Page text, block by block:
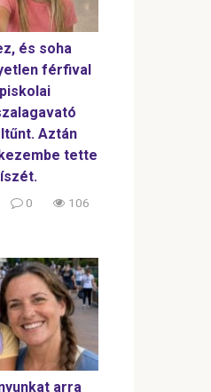
és soha
férfival
Aztán
tette
0 106
arra